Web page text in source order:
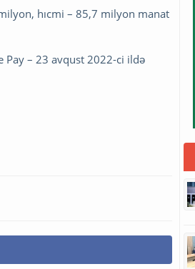
hıcmi – 85,7 milyon manat
Pay – 23 avqust 2022-ci ildə